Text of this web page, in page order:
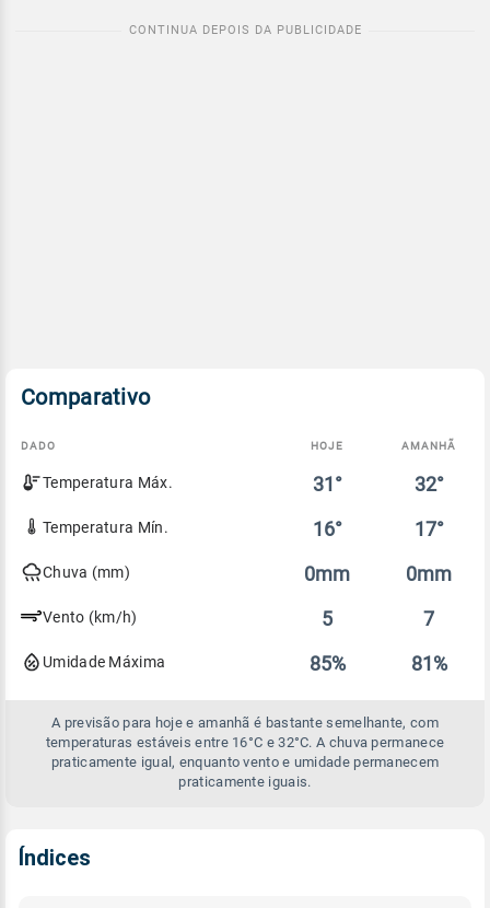
Comparativo
Comparativo
entre
previsão
hoje
DADO HOJE AMANHÃ
Temperatura Máx. 31° 32°
Temperatura Mín. 16° 17°
Chuva (mm) 0mm 0mm
Vento (km/h) 5 7
Umidade Máxima 85% 81%
A previsão para hoje e amanhã é bastante semelhante, com
temperaturas estáveis entre 16°C e 32°C. A chuva permanece
praticamente igual, enquanto vento e umidade permanecem
praticamente iguais.
Índices